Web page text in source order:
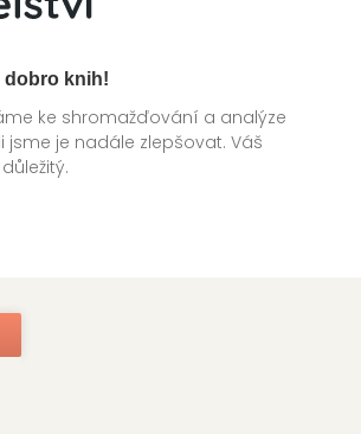
dobro knih!
ke shromažďování a analýze
je nadále zlepšovat. Váš